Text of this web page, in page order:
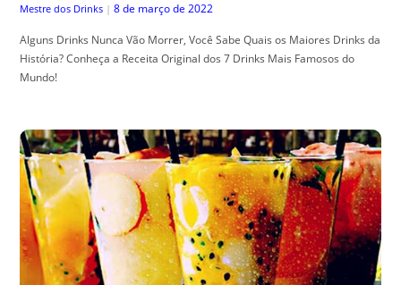
Mestre dos Drinks | 8 de março de 2022
Alguns Drinks Nunca Vão Morrer, Você Sabe Quais os Maiores Drinks da
História? Conheça a Receita Original dos 7 Drinks Mais Famosos do
Mundo!